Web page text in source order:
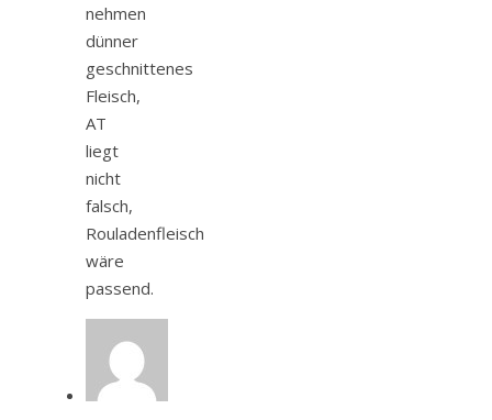
nehmen
dünner
geschnittenes
Fleisch,
AT
liegt
nicht
falsch,
Rouladenfleisch
wäre
passend.